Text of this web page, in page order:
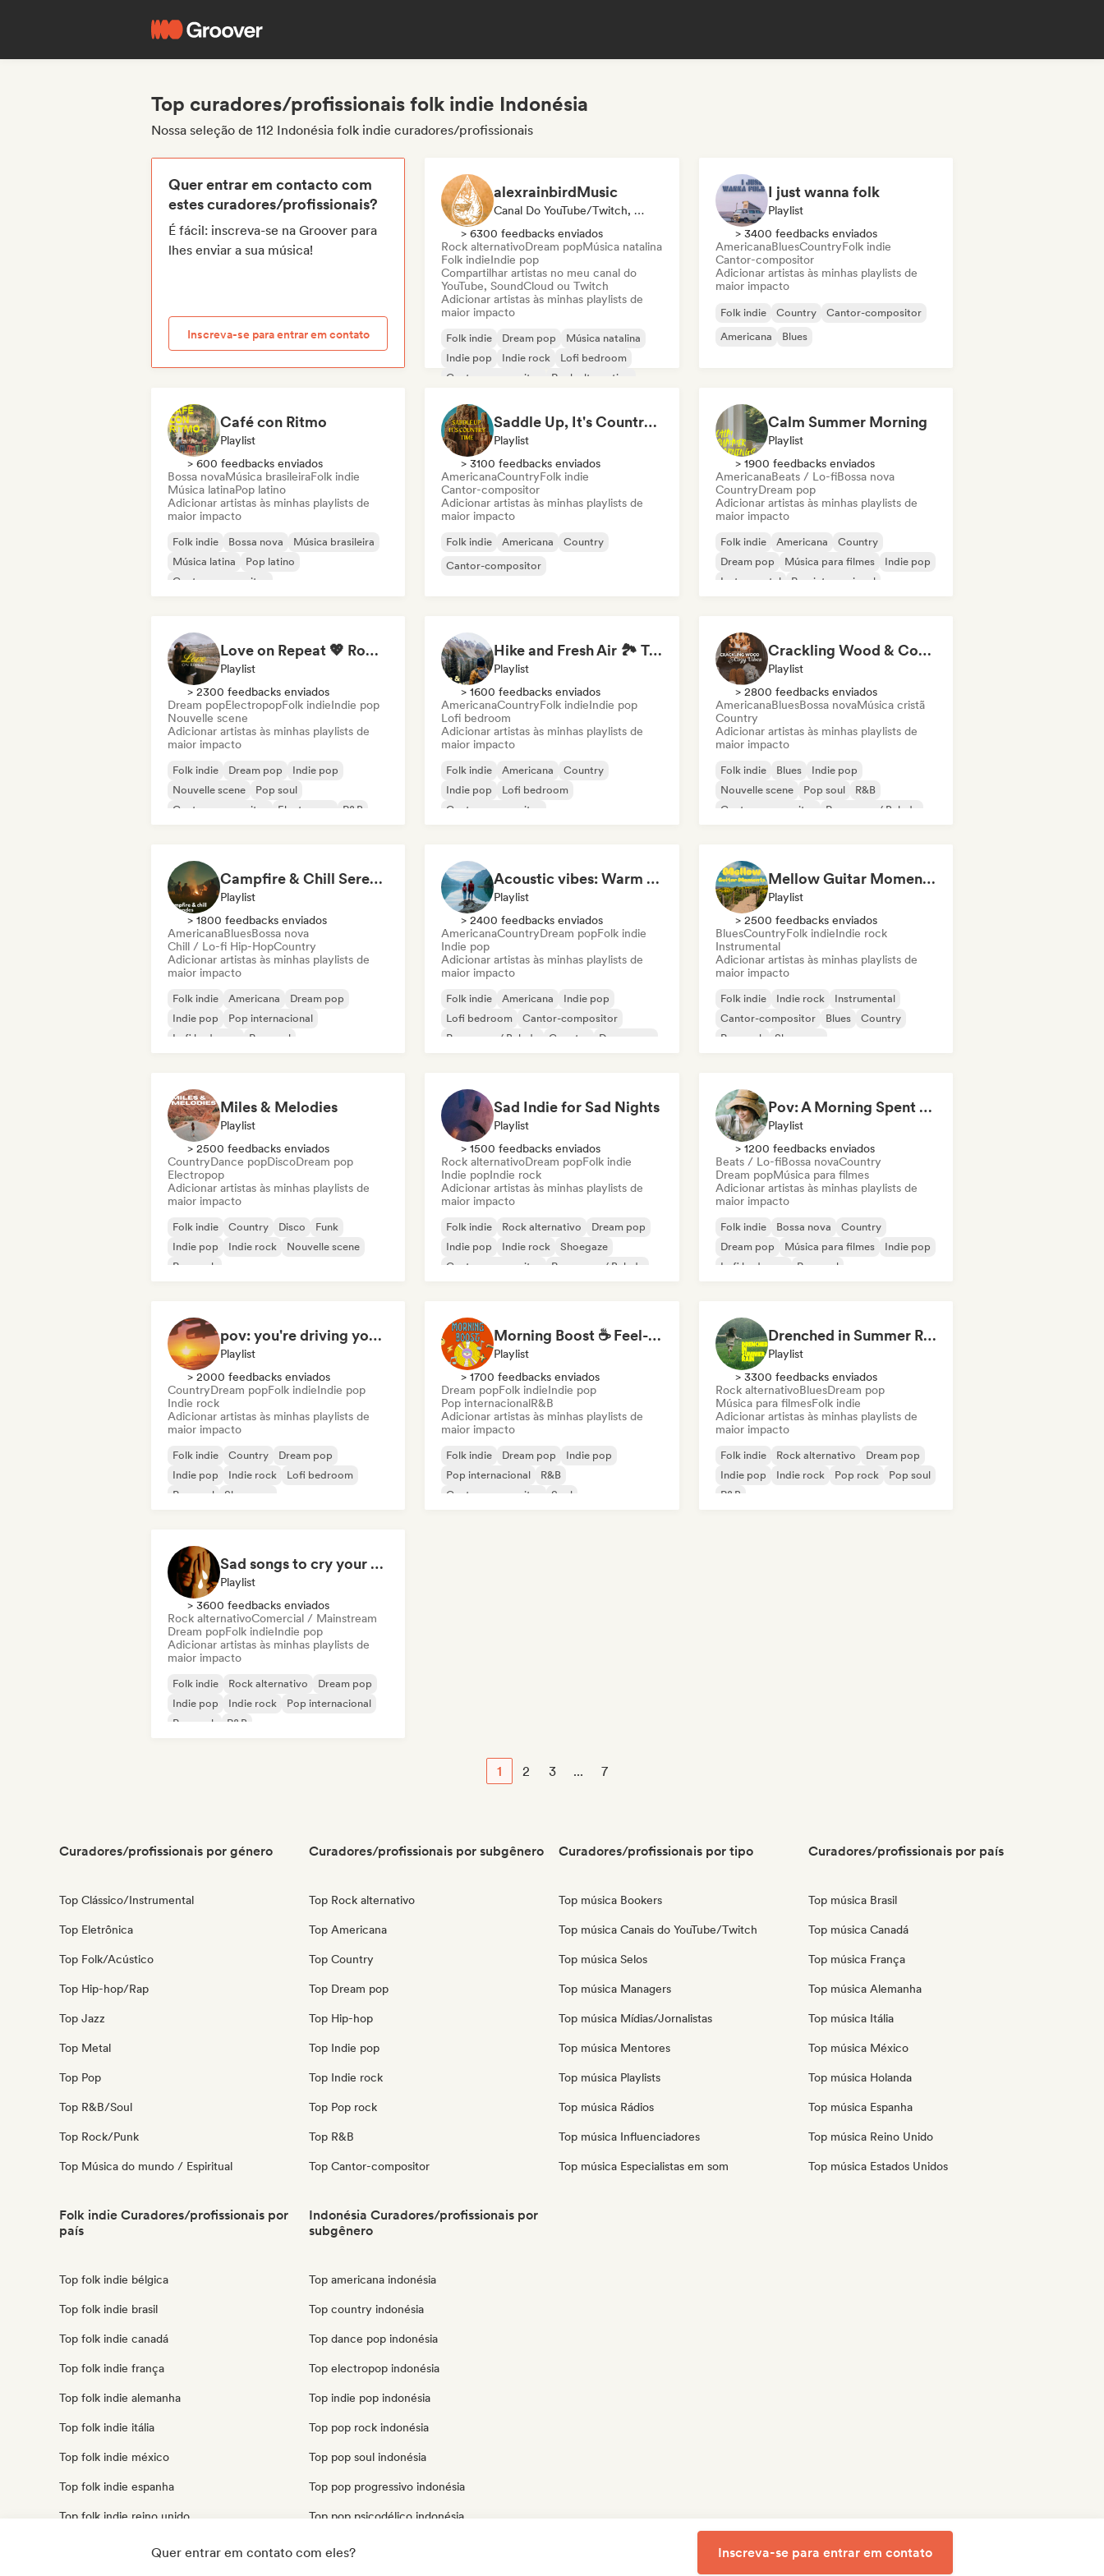
Top curadores/profissionais folk indie Indonésia
Nossa seleção de 112 Indonésia folk indie curadores/profissionais
Quer entrar em contacto com
estes curadores/profissionais?
É fácil: inscreva-se na Groover para
lhes enviar a sua música!
Inscreva-se para entrar em contato
alexrainbirdMusic
Canal Do YouTube/Twitch, Playlist
> 6300 feedbacks enviados
Rock alternativoDream popMúsica natalina
Folk indieIndie pop
Compartilhar artistas no meu canal do
YouTube, SoundCloud ou Twitch
Adicionar artistas às minhas playlists de
maior impacto
Folk indie Dream pop
Música natalina
Indie pop
Indie rock
Lofi bedroom
Cantor-compositor
Rock alternativo
I just wanna folk
Playlist
> 3400 feedbacks enviados
AmericanaBluesCountryFolk indie
Cantor-compositor
Adicionar artistas às minhas playlists de
maior impacto
Folk indie Country
Cantor-compositor
Americana
Blues
Café con Ritmo
Playlist
> 600 feedbacks enviados
Bossa novaMúsica brasileiraFolk indie
Música latinaPop latino
Adicionar artistas às minhas playlists de
maior impacto
Folk indie Bossa nova
Música brasileira
Música latina
Pop latino
Cantor-compositor
Saddle Up, It's Country Time 🤠 Outlaw Country, Americana & Country Rock
Playlist
> 3100 feedbacks enviados
AmericanaCountryFolk indie
Cantor-compositor
Adicionar artistas às minhas playlists de
maior impacto
Folk indie Americana
Country
Cantor-compositor
Calm Summer Morning
Playlist
> 1900 feedbacks enviados
AmericanaBeats / Lo-fiBossa nova
CountryDream pop
Adicionar artistas às minhas playlists de
maior impacto
Folk indie Americana
Country
Dream pop
Música para filmes
Indie pop
Instrumental
Pop internacional
Love on Repeat 💖 Romantic Indie Pop, Neo Soul & Singer-Songwriter
Playlist
> 2300 feedbacks enviados
Dream popElectropopFolk indieIndie pop
Nouvelle scene
Adicionar artistas às minhas playlists de
maior impacto
Folk indie Dream pop
Indie pop
Nouvelle scene
Pop soul
Cantor-compositor
Electropop R&B
Hike and Fresh Air 🏞️ Trail-Ready Indie Folk & Acoustic
Playlist
> 1600 feedbacks enviados
AmericanaCountryFolk indieIndie pop
Lofi bedroom
Adicionar artistas às minhas playlists de
maior impacto
Folk indie Americana
Country
Indie pop
Lofi bedroom
Cantor-compositor
Crackling Wood & Cozy Vibes 🔥 Singer-Songwriter, Dream Pop & Bedroom Pop
Playlist
> 2800 feedbacks enviados
AmericanaBluesBossa novaMúsica cristã
Country
Adicionar artistas às minhas playlists de
maior impacto
Folk indie Blues
Indie pop
Nouvelle scene
Pop soul
R&B
Cantor-compositor
Pop suave / Balada
Campfire & Chill Serenades 🔥 Indie Folk, Acoustic & Singer-Songwriter
Playlist
> 1800 feedbacks enviados
AmericanaBluesBossa nova
Chill / Lo-fi Hip-HopCountry
Adicionar artistas às minhas playlists de
maior impacto
Folk indie Americana
Dream pop
Indie pop
Pop internacional
Lofi bedroom
Pop soul
Acoustic vibes: Warm Melodies, Indie Folk & Singer-Songwriter 🏞️
Playlist
> 2400 feedbacks enviados
AmericanaCountryDream popFolk indie
Indie pop
Adicionar artistas às minhas playlists de
maior impacto
Folk indie Americana
Indie pop
Lofi bedroom
Cantor-compositor
Pop suave / Balada
Country Dream pop
Mellow Guitar Moments 🎸 Acoustic Indie Folk & Singer-Songwriter
Playlist
> 2500 feedbacks enviados
BluesCountryFolk indieIndie rock
Instrumental
Adicionar artistas às minhas playlists de
maior impacto
Folk indie Indie rock
Instrumental
Cantor-compositor
Blues
Country
Pop rock
Shoegaze
Miles & Melodies
Playlist
> 2500 feedbacks enviados
CountryDance popDiscoDream pop
Electropop
Adicionar artistas às minhas playlists de
maior impacto
Folk indie Country Disco
Funk
Indie pop
Indie rock
Nouvelle scene
Pop rock
Sad Indie for Sad Nights
Playlist
> 1500 feedbacks enviados
Rock alternativoDream popFolk indie
Indie popIndie rock
Adicionar artistas às minhas playlists de
maior impacto
Folk indie Rock alternativo
Dream pop
Indie pop
Indie rock
Shoegaze
Cantor-compositor
Pop suave / Balada
Pov: A Morning Spent Nurturing My Garden
Playlist
> 1200 feedbacks enviados
Beats / Lo-fiBossa novaCountry
Dream popMúsica para filmes
Adicionar artistas às minhas playlists de
maior impacto
Folk indie Bossa nova
Country
Dream pop
Música para filmes
Indie pop
Lofi bedroom
Pop soul
pov: you're driving your car alone and it's golden hour
Playlist
> 2000 feedbacks enviados
CountryDream popFolk indieIndie pop
Indie rock
Adicionar artistas às minhas playlists de
maior impacto
Folk indie Country
Dream pop
Indie pop
Indie rock
Lofi bedroom
Pop soul
Shoegaze
Morning Boost ☕ Feel-Good Funk, Soul & Neo-Soul to Wake Up
Playlist
> 1700 feedbacks enviados
Dream popFolk indieIndie pop
Pop internacionalR&B
Adicionar artistas às minhas playlists de
maior impacto
Folk indie Dream pop
Indie pop
Pop internacional
R&B
Cantor-compositor
Soul
Drenched in Summer Rain 🌧️🌴
Playlist
> 3300 feedbacks enviados
Rock alternativoBluesDream pop
Música para filmesFolk indie
Adicionar artistas às minhas playlists de
maior impacto
Folk indie Rock alternativo
Dream pop
Indie pop
Indie rock Pop rock
Pop soul
R&B
Sad songs to cry your eyes out
Playlist
> 3600 feedbacks enviados
Rock alternativoComercial / Mainstream
Dream popFolk indieIndie pop
Adicionar artistas às minhas playlists de
maior impacto
Folk indie Rock alternativo
Dream pop
Indie pop
Indie rock
Pop internacional
Pop rock
R&B
1 2 3 ... 7
Curadores/profissionais por género
Top Clássico/Instrumental
Top Eletrônica
Top Folk/Acústico
Top Hip-hop/Rap
Top Jazz
Top Metal
Top Pop
Top R&B/Soul
Top Rock/Punk
Top Música do mundo / Espiritual
Curadores/profissionais por subgênero
Top Rock alternativo
Top Americana
Top Country
Top Dream pop
Top Hip-hop
Top Indie pop
Top Indie rock
Top Pop rock
Top R&B
Top Cantor-compositor
Curadores/profissionais por tipo
Top música Bookers
Top música Canais do YouTube/Twitch
Top música Selos
Top música Managers
Top música Mídias/Jornalistas
Top música Mentores
Top música Playlists
Top música Rádios
Top música Influenciadores
Top música Especialistas em som
Curadores/profissionais por país
Top música Brasil
Top música Canadá
Top música França
Top música Alemanha
Top música Itália
Top música México
Top música Holanda
Top música Espanha
Top música Reino Unido
Top música Estados Unidos
Folk indie Curadores/profissionais por
país
Top folk indie bélgica
Top folk indie brasil
Top folk indie canadá
Top folk indie frança
Top folk indie alemanha
Top folk indie itália
Top folk indie méxico
Top folk indie espanha
Top folk indie reino unido
Top folk indie estados unidos
Indonésia Curadores/profissionais por
subgênero
Top americana indonésia
Top country indonésia
Top dance pop indonésia
Top electropop indonésia
Top indie pop indonésia
Top pop rock indonésia
Top pop soul indonésia
Top pop progressivo indonésia
Top pop psicodélico indonésia
Top cantor-compositor indonésia
Quer entrar em contato com eles? Inscreva-se para entrar em contato